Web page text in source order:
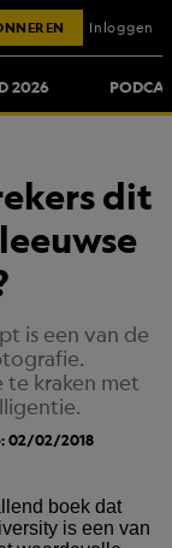
2026
Inloggen
dit
is een van de
te kraken met
02/02/2018